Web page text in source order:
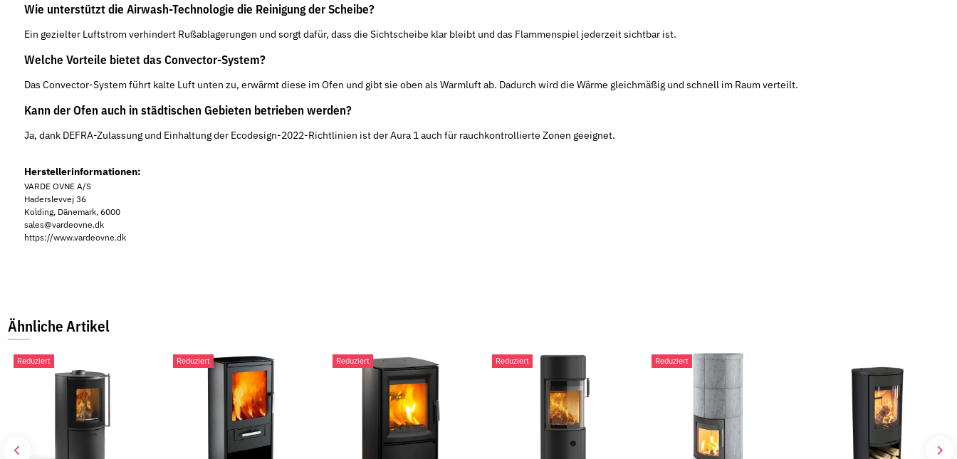
Wie unterstützt die Airwash-Technologie die Reinigung der Scheibe?
Ein gezielter Luftstrom verhindert Rußablagerungen und sorgt dafür, dass die Sichtscheibe klar bleibt und das Flammenspiel jederzeit sichtbar ist.
Welche Vorteile bietet das Convector-System?
Das Convector-System führt kalte Luft unten zu, erwärmt diese im Ofen und gibt sie oben als Warmluft ab. Dadurch wird die Wärme gleichmäßig und schnell im Raum verteilt.
Kann der Ofen auch in städtischen Gebieten betrieben werden?
Ja, dank DEFRA-Zulassung und Einhaltung der Ecodesign-2022-Richtlinien ist der Aura 1 auch für rauchkontrollierte Zonen geeignet.
Herstellerinformationen:
VARDE OVNE A/S
Haderslevvej 36
Kolding, Dänemark, 6000
sales@vardeovne.dk
https://www.vardeovne.dk
Ähnliche Artikel
Reduziert Reduziert Reduziert Reduziert Reduziert